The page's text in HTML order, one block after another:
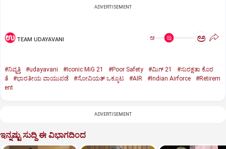
ADVERTISEMENT
TEAM UDAYAVANI ಅ ಅ
#ನಿವೃತ್ತಿ #udayavani #Iconic MiG 21 #Poor Safety #ಮಿಗ್‌ 21
#ಸುರಕ್ಷತಾ ಕೊರ
ತೆ
#ಭಾರತೀಯ ವಾಯುಪಡೆ #ಸೋವಿಯತ್‌ ಒಕ್ಕೂಟ #AIR #Indian Airforce
#Retirem
ent
ADVERTISEMENT
ಇನ್ನಷ್ಟು ಸುದ್ದಿ ಈ ವಿಭಾಗದಿಂದ